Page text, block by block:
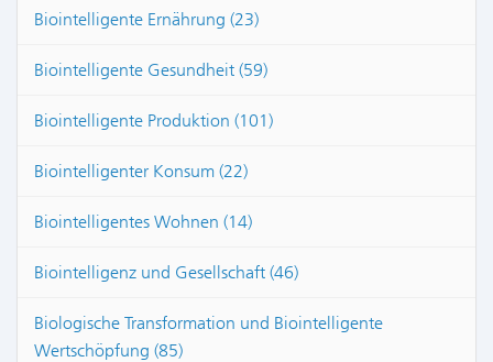
Biointelligente Ernährung (23)
Biointelligente Gesundheit (59)
Biointelligente Produktion (101)
Biointelligenter Konsum (22)
Biointelligentes Wohnen (14)
Biointelligenz und Gesellschaft (46)
Biologische Transformation und Biointelligente
Wertschöpfung (85)